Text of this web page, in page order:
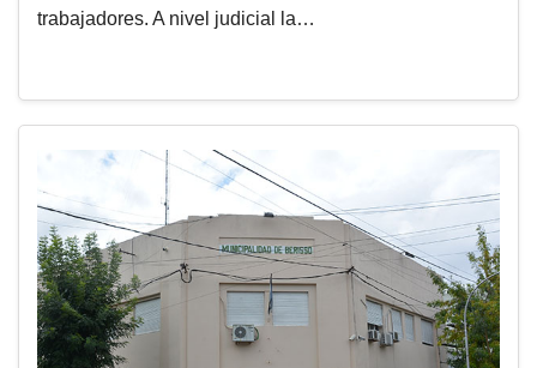
trabajadores. A nivel judicial la…